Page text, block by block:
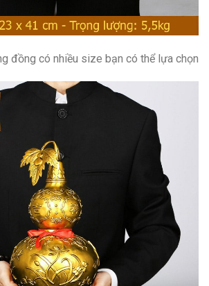
đồng có nhiều size bạn có thể lựa chọn